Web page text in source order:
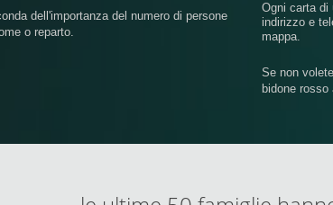
dell'importanza del numero di persone
o reparto.
Ogni carta di
indirizzo e
mappa.
Se non
bidone